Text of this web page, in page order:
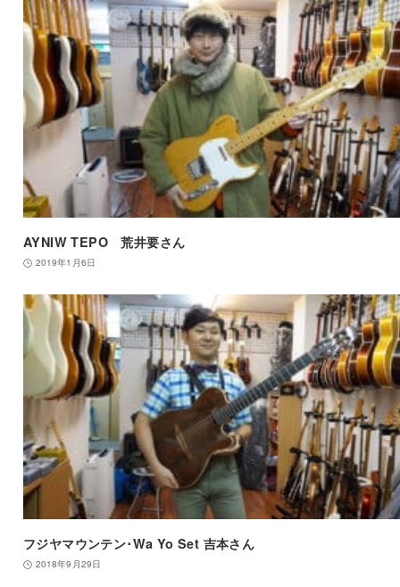
AYNIW TEPO 荒井要さん
2019年1月6日
フジヤマウンテン･Wa Yo Set 吉本さん
2018年9月29日